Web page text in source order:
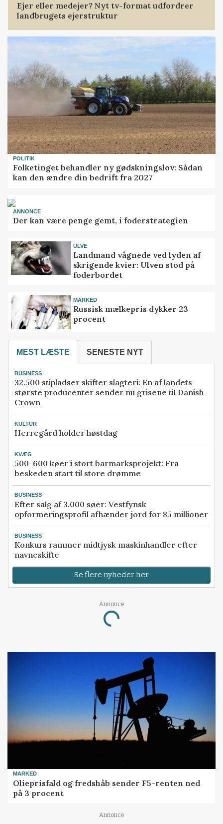
Ejer eller medejer? Nyt tv-format udfordrer
landbrugets ejerstruktur
POLITIK
Folketinget behandler ny gødskningslov: Sådan
kan den ændre din bedrift fra 2027
ANNONCE
Der kan være penge gemt, i foderstrategien
ULVE
Landmand vågnede ved lyden af
skrigende kvier: Ulven stod på
foderbordet
MARKED
Russisk mælkepris dykker 23
procent
MEST LÆSTE SENESTE NYT
BUSINESS
32.500 stipladser skifter slagteri: En af landets
største producenter sender nu grisene til Danish
Crown
KULTUR
Herregård holder høstdag
KVÆG
500-600 køer i stort barmarksprojekt: Fra
beskeden start til store drømme
BUSINESS
Efter salg af 3.000 søer: Vestfynsk
opformeringsprofil afhænder jord for 85 millioner
BUSINESS
Konkurs rammer midtjysk maskinhandler efter
navneskifte
Se flere nyheder her
Annonce
Loading...
MARKED
Olieprisfald og fredshåb sender F5-renten ned
på 3 procent
Annonce